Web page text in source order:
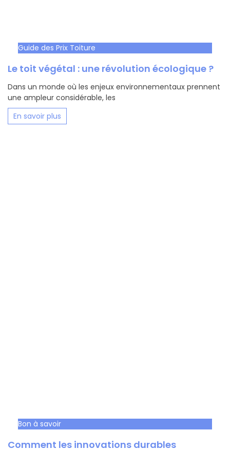
Guide des Prix Toiture
Le toit végétal : une révolution écologique ?
Dans un monde où les enjeux environnementaux prennent
une ampleur considérable, les
En savoir plus
Bon à savoir
Comment les innovations durables